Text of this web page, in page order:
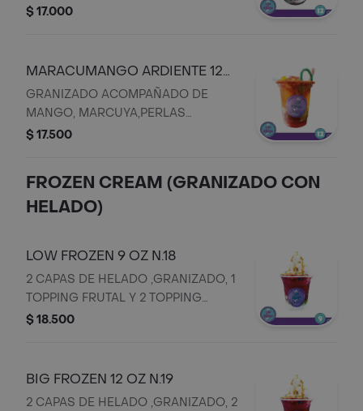
LECHE,SALSA DE MARACUYA,LECHE
$ 17.000
MARACUMANGO ARDIENTE 12
OZ N.21
GRANIZADO ACOMPAÑADO DE
MANGO, MARCUYA,PERLAS
EXPLOXIVAS, GOMAS Y
$ 17.500
FROZEN CREAM (GRANIZADO CON
HELADO)
LOW FROZEN 9 OZ N.18
2 CAPAS DE HELADO ,GRANIZADO, 1
TOPPING FRUTAL Y 2 TOPPING
ADICIONALES AELECION
$ 18.500
BIG FROZEN 12 OZ N.19
2 CAPAS DE HELADO ,GRANIZADO, 2